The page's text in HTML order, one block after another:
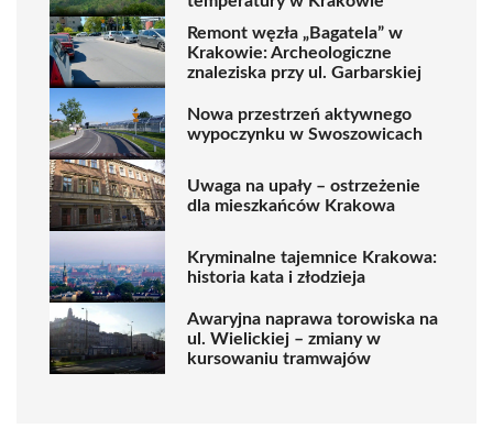
Remont węzła „Bagatela” w
Krakowie: Archeologiczne
znaleziska przy ul. Garbarskiej
Nowa przestrzeń aktywnego
wypoczynku w Swoszowicach
Uwaga na upały – ostrzeżenie
dla mieszkańców Krakowa
Kryminalne tajemnice Krakowa:
historia kata i złodzieja
Awaryjna naprawa torowiska na
ul. Wielickiej – zmiany w
kursowaniu tramwajów